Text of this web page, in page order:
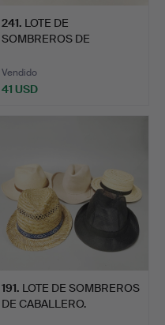
241. LOTE DE
SOMBREROS DE
Vendido
41 USD
191. LOTE DE SOMBREROS
DE CABALLERO.